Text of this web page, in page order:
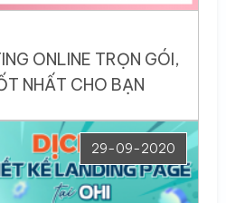
ONLINE TRỌN GÓI,
NHẤT CHO BẠN
29-09-2020